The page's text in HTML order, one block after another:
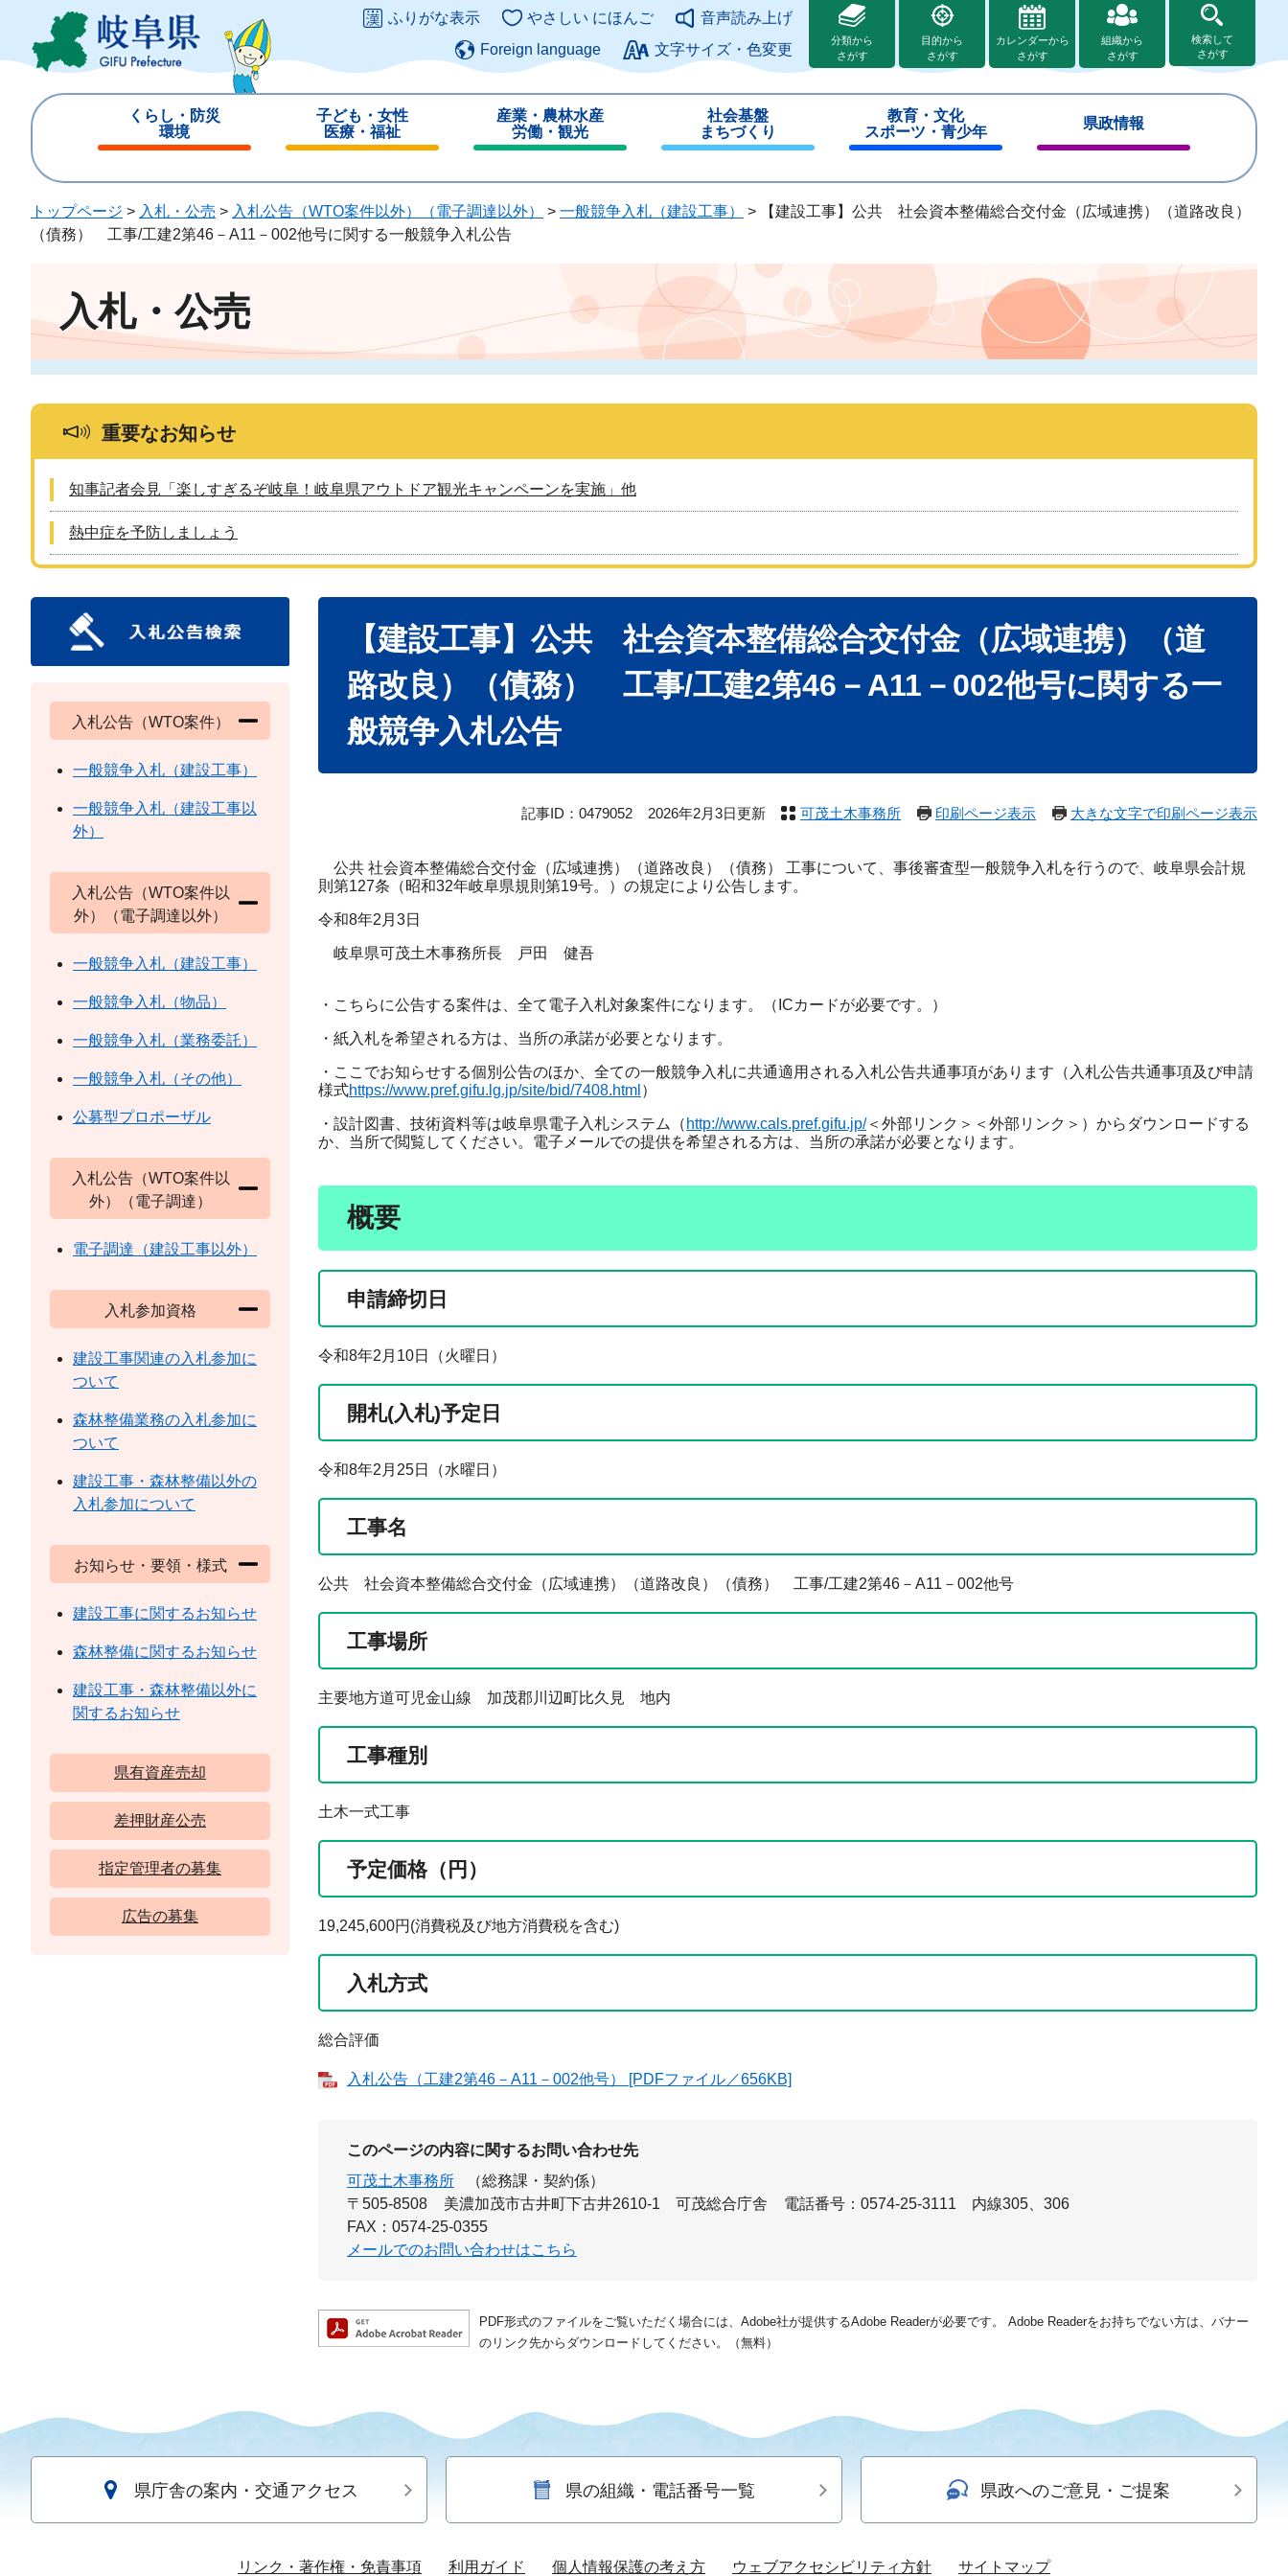
ジ
ュ
このページの本文へ
ふりがな表示 やさしい にほんご
音声読み上げ
Foreign language
文字サイズ・色変更
分類から
さがす
目的から
さがす
カレンダーから
さがす
組織から
さがす
検索して
さがす
くらし・防災
環境
じ
子ども・女性
医療・福祉
じ
る
産業・農林水産
労働・観光
じ
る
社会基盤
まちづくり
じ
る
教育・文化
スポーツ・青少年
じ
る
県政情報
じ
る
トップページ > 入札・公売 > 入札公告（WTO案件以外）（電子調達以外） > 一般競争入札（建設工事） >
【建設工事】公共 社会資本整備総合交付金（広域連携）（道路改良）
（債務） 工事/工建2第46－A11－002他号に関する一般競争入札公告
入札・公売
重要なお知らせ
知事記者会見「楽しすぎるぞ岐阜！岐阜県アウトドア観光キャンペーンを実施」他
熱中症を予防しましょう
【建設工事】公共 社会資本整備総合交付金（広域連携）（道
路改良）（債務） 工事/工建2第46－A11－002他号に関する一
般競争入札公告
記事ID：0479052 2026年2月3日更新 可茂土木事務所 印刷ページ表示 大きな文字で印刷ページ表示
公共 社会資本整備総合交付金（広域連携）（道路改良）（債務） 工事について、事後審査型一般競争入札を行うので、岐阜県会計規
則第127条（昭和32年岐阜県規則第19号。）の規定により公告します。
令和8年2月3日
岐阜県可茂土木事務所長 戸田 健吾
・こちらに公告する案件は、全て電子入札対象案件になります。（ICカードが必要です。）
・紙入札を希望される方は、当所の承諾が必要となります。
・ここでお知らせする個別公告のほか、全ての一般競争入札に共通適用される入札公告共通事項があります（入札公告共通事項及び申請
様式https://www.pref.gifu.lg.jp/site/bid/7408.html ）
・設計図書、技術資料等は岐阜県電子入札システム（ http://www.cals.pref.gifu.jp/＜外部リンク＞ ＜外部リンク＞）からダウンロードする
か、当所で閲覧してください。電子メールでの提供を希望される方は、当所の承諾が必要となります。
概要
申請締切日
令和8年2月10日（火曜日）
開札(入札)予定日
令和8年2月25日（水曜日）
工事名
公共 社会資本整備総合交付金（広域連携）（道路改良）（債務） 工事/工建2第46－A11－002他号
工事場所
主要地方道可児金山線 加茂郡川辺町比久見 地内
工事種別
土木一式工事
予定価格（円）
19,245,600円(消費税及び地方消費税を含む)
入札方式
総合評価
入札公告（工建2第46－A11－002他号） [PDFファイル／656KB]
このページの内容に関するお問い合わせ先
可茂土木事務所
（総務課・契約係）
〒505-8508
美濃加茂市古井町下古井2610-1 可茂総合庁舎
電話番号：0574-25-3111 内線305、306
FAX：0574-25-0355
メールでのお問い合わせはこちら
PDF形式のファイルをご覧いただく場合には、Adobe社が提供するAdobe Readerが必要です。
Adobe Readerをお持ちでない方は、バナー
のリンク先からダウンロードしてください。（無料）
入札公告（WTO案件）
一般競争入札（建設工事）
一般競争入札（建設工事以
外）
入札公告（WTO案件以
外）（電子調達以外）
一般競争入札（建設工事）
一般競争入札（物品）
一般競争入札（業務委託）
一般競争入札（その他）
公募型プロポーザル
入札公告（WTO案件以
外）（電子調達）
電子調達（建設工事以外）
入札参加資格
建設工事関連の入札参加に
ついて
森林整備業務の入札参加に
ついて
建設工事・森林整備以外の
入札参加について
お知らせ・要領・様式
建設工事に関するお知らせ
森林整備に関するお知らせ
建設工事・森林整備以外に
関するお知らせ
県有資産売却
差押財産公売
指定管理者の募集
広告の募集
県庁舎の案内・交通アクセス 県の組織・電話番号一覧 県政へのご意見・ご提案
リンク・著作権・免責事項 利用ガイド 個人情報保護の考え方 ウェブアクセシビリティ方針 サイトマップ